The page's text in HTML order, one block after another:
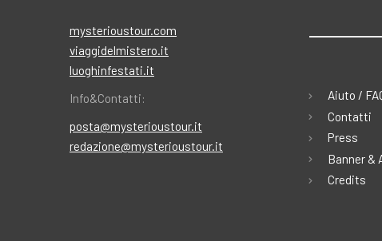
mysterioustour.com
viaggidelmistero.it
luoghinfestati.it
Info&Contatti:
posta@mysterioustour.it
redazione@mysterioustour.it
Aiuto /
Contatti
Press
Banner &
Credits